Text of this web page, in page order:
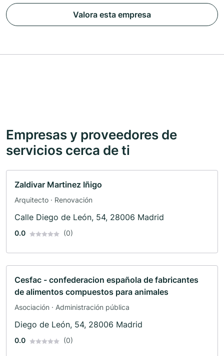
Valora esta empresa
Empresas y proveedores de
servicios cerca de ti
Zaldivar Martinez Iñigo
Arquitecto · Renovación
Calle Diego de León, 54, 28006 Madrid
0.0 (0)
Cesfac - confederacion española de fabricantes
de alimentos compuestos para animales
Asociación · Administración pública
Diego de León, 54, 28006 Madrid
0.0 (0)